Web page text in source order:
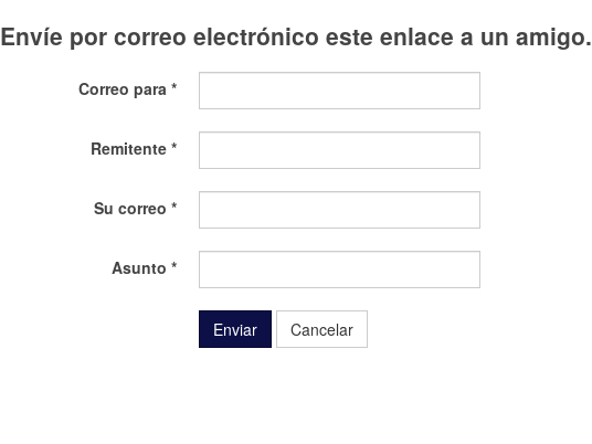
Envíe por correo electrónico este enlace a un amigo.
Correo para *
Remitente *
Su correo *
Asunto *
Enviar Cancelar